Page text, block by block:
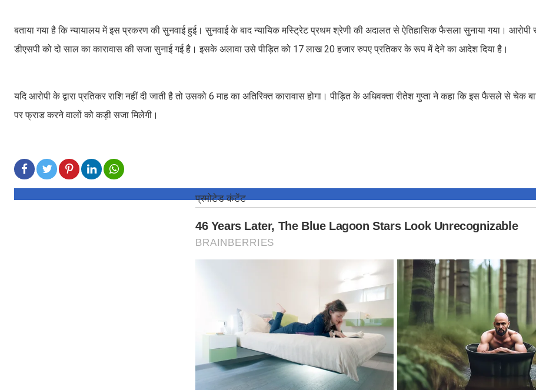
बताया गया है कि न्यायालय में इस प्रकरण की सुनवाई हुई। सुनवाई के बाद न्यायिक मस्ट्रिेट प्रथम श्रेणी की अदालत से ऐतिहासिक फैसला सुनाया गया। आरोपी
डीएसपी को दो साल का कारावास की सजा सुनाई गई है। इसके अलावा उसे पीड़ित को 17 लाख 20 हजार रुपए प्रतिकर के रूप में देने का आदेश दिया है।
यदि आरोपी के द्वारा प्रतिकर राशि नहीं दी जाती है तो उसको 6 माह का अतिरिक्त कारावास होगा। पीड़ित के अधिवक्ता रीतेश गुप्ता ने कहा कि इस फैसले से चेक
पर फ्राड करने वालों को कड़ी सजा मिलेगी।